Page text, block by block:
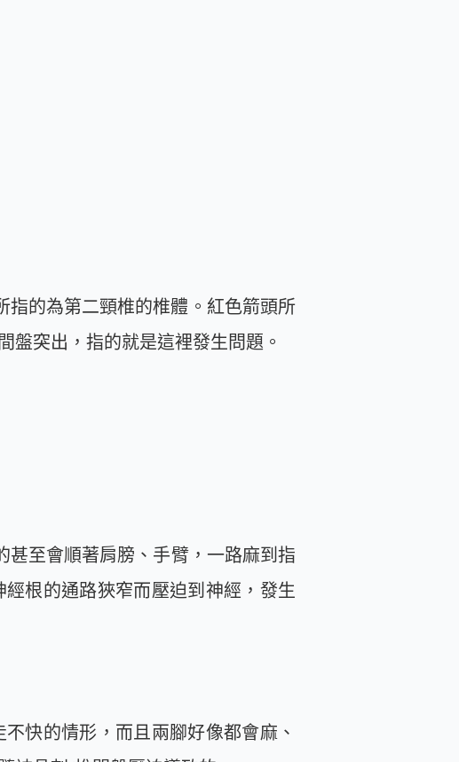
指的為第二頸椎的椎體。紅色箭頭所
盤突出，指的就是這裡發生問題。
至會順著肩膀、手臂，一路麻到指
根的通路狹窄而壓迫到神經，發生
快的情形，而且兩腳好像都會麻、